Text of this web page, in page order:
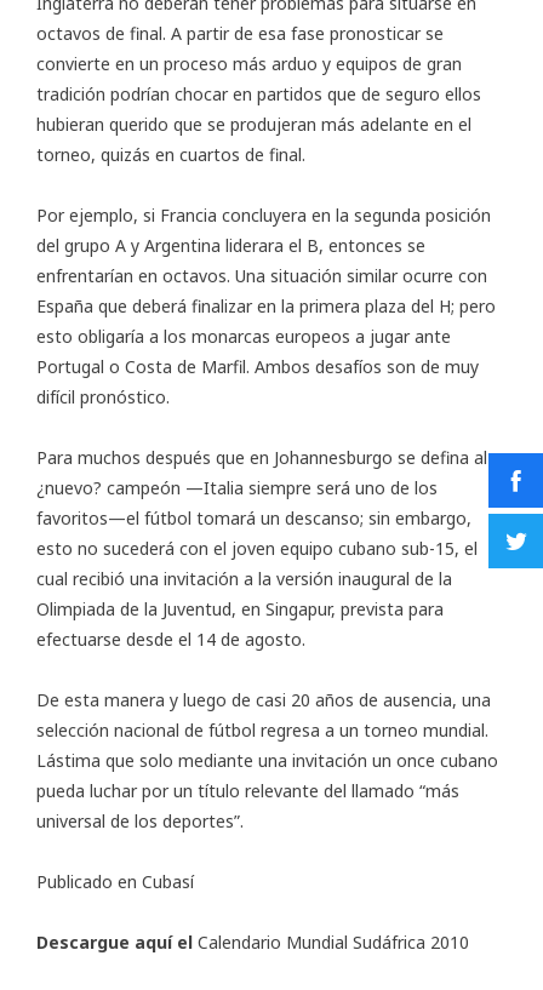
octavos de final. A partir de esa fase pronosticar se
convierte en un proceso más arduo y equipos de gran
tradición podrían chocar en partidos que de seguro ellos
hubieran querido que se produjeran más adelante en el
torneo, quizás en cuartos de final.
Por ejemplo, si Francia concluyera en la segunda posición
del grupo A y Argentina liderara el B, entonces se
enfrentarían en octavos. Una situación similar ocurre con
España que deberá finalizar en la primera plaza del H; pero
esto obligaría a los monarcas europeos a jugar ante
Portugal o Costa de Marfil. Ambos desafíos son de muy
difícil pronóstico.
Para muchos después que en Johannesburgo se defina al
¿nuevo? campeón —Italia siempre será uno de los
favoritos—el fútbol tomará un descanso; sin embargo,
esto no sucederá con el joven equipo cubano sub-15, el
cual recibió una invitación a la versión inaugural de la
Olimpiada de la Juventud, en Singapur, prevista para
efectuarse desde el 14 de agosto.
De esta manera y luego de casi 20 años de ausencia, una
selección nacional de fútbol regresa a un torneo mundial.
Lástima que solo mediante una invitación un once cubano
pueda luchar por un título relevante del llamado “más
universal de los deportes”.
Publicado en Cubasí
Descargue aquí el Calendario Mundial Sudáfrica 2010